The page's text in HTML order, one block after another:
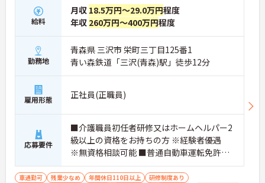
給料
月収 18.5万円～29.0万円程度
年収 260万円～400万円程度
勤務地
青森県 三沢市 栄町三丁目125番1
青い森鉄道「三沢(青森)駅」徒歩12分
雇用形態 正社員(正職員)
応募要件
■介護職員初任者研修又はホームヘルパー2
級以上の資格をお持ちの方 ※経験者優遇
※無資格相談可能 ■普通自動車運転免許（A
T限定可）
車通勤可 残業少なめ 年間休日110日以上
研修制度あり